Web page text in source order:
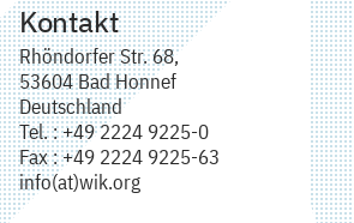
Kontakt
Rhöndorfer Str. 68,
53604 Bad Honnef
Deutschland
Tel. : +49 2224 9225-0
Fax : +49 2224 9225-63
info(at)wik.org